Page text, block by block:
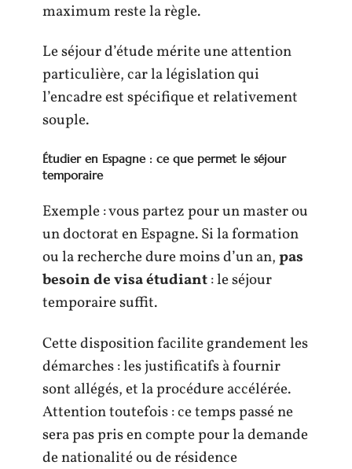
maximum reste la règle.
Le séjour d’étude mérite une attention
particulière, car la législation qui
l’encadre est spécifique et relativement
souple.
Étudier en Espagne : ce que permet le séjour
temporaire
Exemple : vous partez pour un master ou
un doctorat en Espagne. Si la formation
ou la recherche dure moins d’un an,pas
besoin de visa étudiant: le séjour
temporaire suffit.
Cette disposition facilite grandement les
démarches : les justificatifs à fournir
sont allégés, et la procédure accélérée.
Attention toutefois : ce temps passé ne
sera pas pris en compte pour la demande
de nationalité ou de résidence